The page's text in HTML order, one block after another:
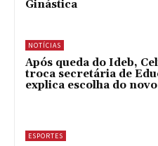
Ginástica
NOTÍCIAS
Após queda do Ideb,
troca secretária de
explica escolha do
ESPORTES